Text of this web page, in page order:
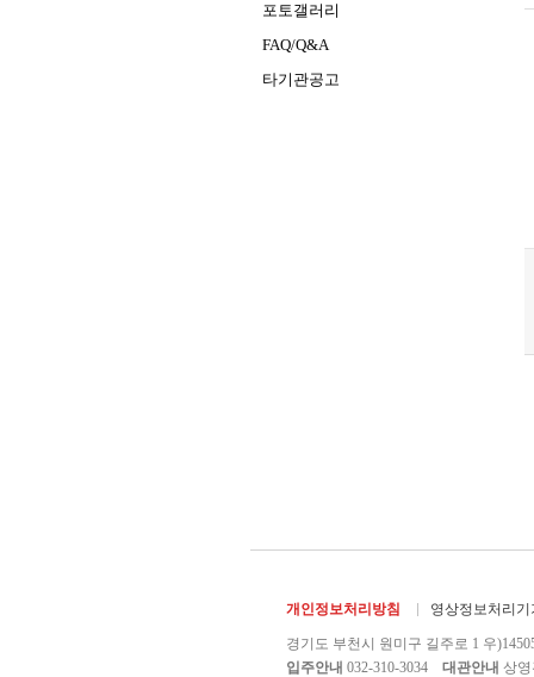
포토갤러리
FAQ/Q&A
타기관공고
개인정보처리방침 영상정보처리기
경기도 부천시 원미구 길주로 1 우
입주안내 032-310-3034 대관안내 상영